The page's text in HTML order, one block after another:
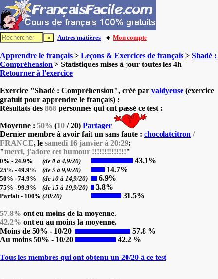
Autres matières | 🔸 Mon compte
Apprendre le français > Leçons & Exercices de français > Shadé :
Compréhension > Statistiques mises à jour toutes les 4h
Retourner à l'exercice
Exercice "Shadé : Compréhension", créé par valdyeuse (exercice
gratuit pour apprendre le français) :
Résultats des 868 personnes qui ont passé ce test :
Moyenne : 50% (10 / 20) Partager
Dernier membre à avoir fait un sans faute : chocolatcitron /
FRANCE, le samedi 16 janvier à 20:29:
"merci, j'adore cet humour !!!!!!!!!!!!!!"
0% - 24.9% (de 0 à 4,9/20) 43.1%
25% - 49.9% (de 5 à 9,9/20) 14.7%
50% - 74.9% (de 10 à 14,9/20) 6.9%
75% - 99.9% (de 15 à 19,9/20) 3.8%
Parfait - 100% (20/20) 31.5%
57.8% ont eu moins de la moyenne.
42.2% ont eu au moins la moyenne.
Moins de 50% - 10/20
57.8 %
Au moins 50% - 10/20
42.2 %
Tous les membres qui ont obtenu un 20/20 à ce test